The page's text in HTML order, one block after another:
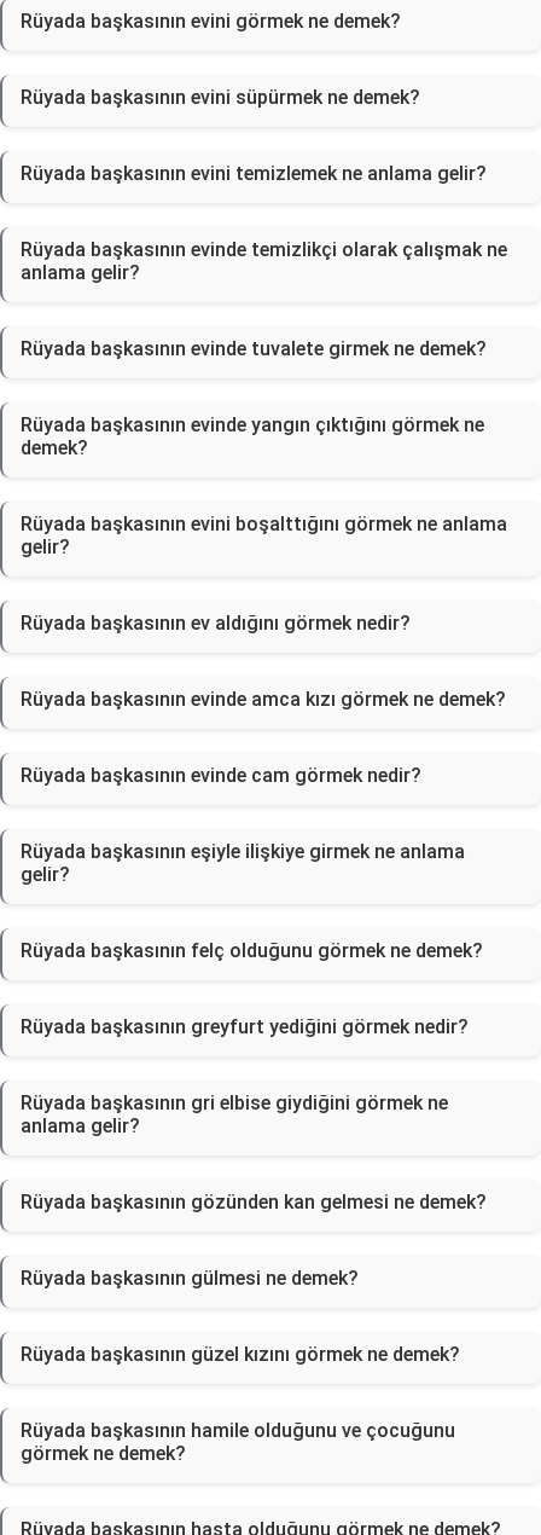
Rüyada başkasının evini görmek ne demek?
Rüyada başkasının evini süpürmek ne demek?
Rüyada başkasının evini temizlemek ne anlama gelir?
Rüyada başkasının evinde temizlikçi olarak çalışmak ne
anlama gelir?
Rüyada başkasının evinde tuvalete girmek ne demek?
Rüyada başkasının evinde yangın çıktığını görmek ne
demek?
Rüyada başkasının evini boşalttığını görmek ne anlama
gelir?
Rüyada başkasının ev aldığını görmek nedir?
Rüyada başkasının evinde amca kızı görmek ne demek?
Rüyada başkasının evinde cam görmek nedir?
Rüyada başkasının eşiyle ilişkiye girmek ne anlama
gelir?
Rüyada başkasının felç olduğunu görmek ne demek?
Rüyada başkasının greyfurt yediğini görmek nedir?
Rüyada başkasının gri elbise giydiğini görmek ne
anlama gelir?
Rüyada başkasının gözünden kan gelmesi ne demek?
Rüyada başkasının gülmesi ne demek?
Rüyada başkasının güzel kızını görmek ne demek?
Rüyada başkasının hamile olduğunu ve çocuğunu
görmek ne demek?
Rüyada başkasının hasta olduğunu görmek ne demek?